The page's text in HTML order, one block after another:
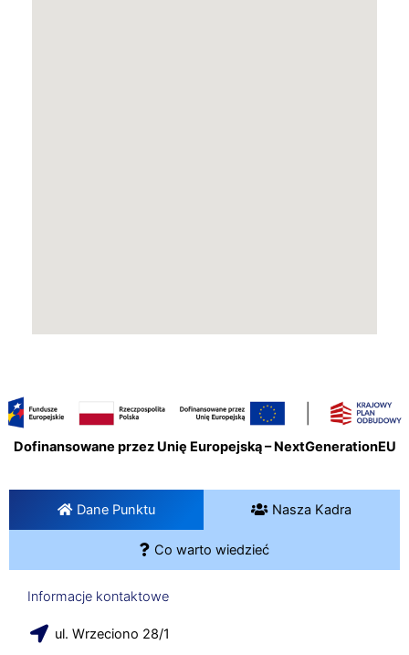
Dofinansowane przez Unię Europejską – NextGenerationEU
Dane Punktu Nasza Kadra
Co warto wiedzieć
Informacje kontaktowe
ul. Wrzeciono 28/1